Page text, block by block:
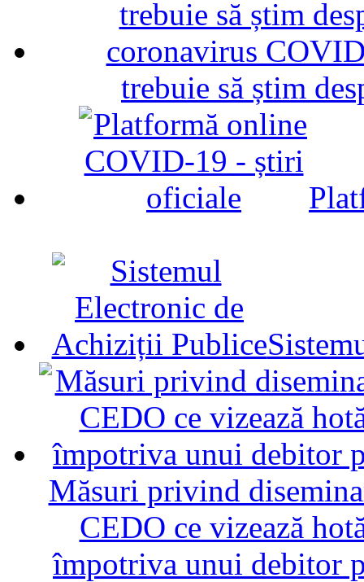
trebuie să știm
Măsuri privind
CEDO ce vizează
împotriva unui debitor